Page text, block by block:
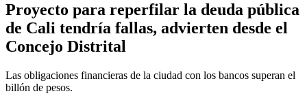
Proyecto para reperfilar la deuda pública
de Cali tendría fallas, advierten desde el
Concejo Distrital
Las obligaciones financieras de la ciudad con los bancos superan el
billón de pesos.